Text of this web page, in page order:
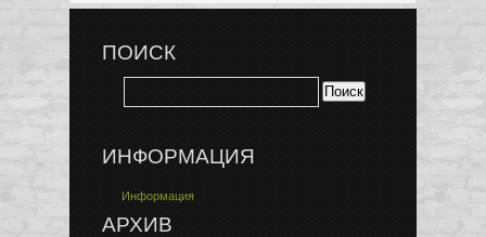
ПОИСК
ИНФОРМАЦИЯ
Информация
АРХИВ